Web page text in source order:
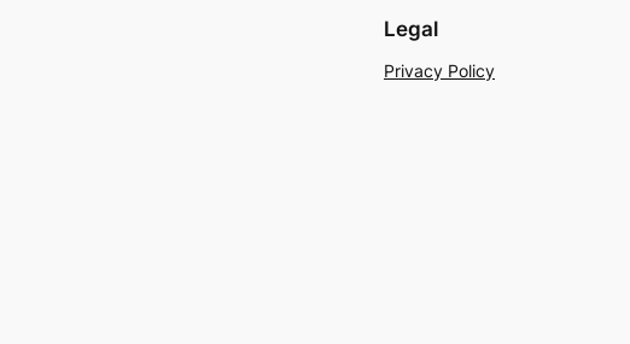
Legal
Privacy Policy